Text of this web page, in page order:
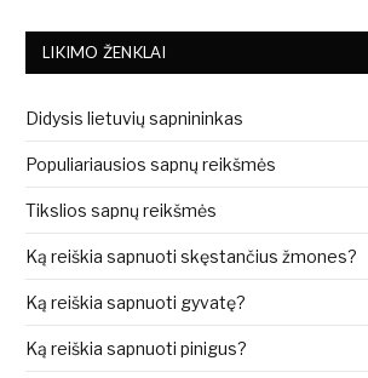
LIKIMO ŽENKLAI
Didysis lietuvių sapnininkas
Populiariausios sapnų reikšmės
Tikslios sapnų reikšmės
Ką reiškia sapnuoti skęstančius žmones?
Ką reiškia sapnuoti gyvatę?
Ką reiškia sapnuoti pinigus?